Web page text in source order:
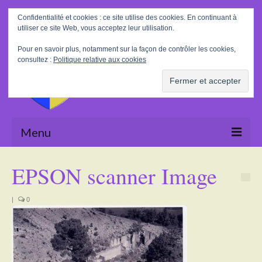
Rechercher
:
Menu
La Mairie
Le village
Tourisme
EPSON scanner Image
| 0
Confidentialité et cookies : ce site utilise des cookies. En continuant à
utiliser ce site Web, vous acceptez leur utilisation.
Pour en savoir plus, notamment sur la façon de contrôler les cookies,
consultez : Politique relative aux cookies